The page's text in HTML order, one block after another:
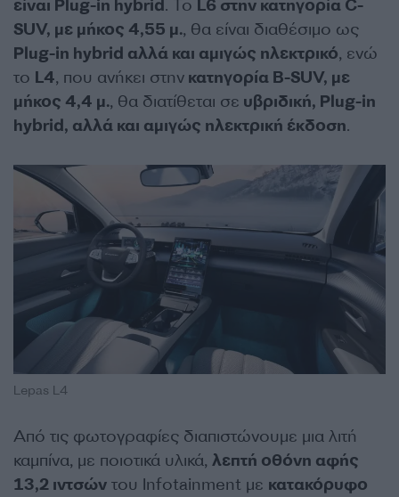
είναι Plug-in hybrid. Το L6 στην κατηγορία C-
SUV, με μήκος 4,55 μ., θα είναι διαθέσιμο ως
Plug-in hybrid αλλά και αμιγώς ηλεκτρικό, ενώ
το L4, που ανήκει στην κατηγορία B-SUV, με
μήκος 4,4 μ., θα διατίθεται σε υβριδική, Plug-in
hybrid, αλλά και αμιγώς ηλεκτρική έκδοση.
Lepas L4
Από τις φωτογραφίες διαπιστώνουμε μια λιτή
καμπίνα, με ποιοτικά υλικά, λεπτή οθόνη αφής
13,2 ιντσών του Infotainment με κατακόρυφο